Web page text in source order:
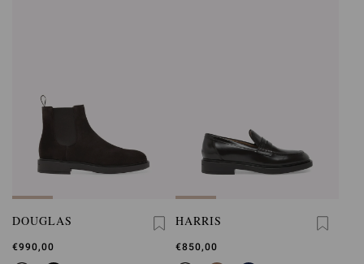
DOUGLAS
€990,00
HARRIS
€850,00